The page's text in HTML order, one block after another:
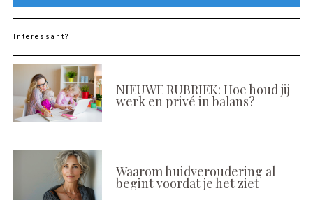
Interessant?
NIEUWE RUBRIEK: Hoe houd jij
werk en privé in balans?
Waarom huidveroudering al
begint voordat je het ziet